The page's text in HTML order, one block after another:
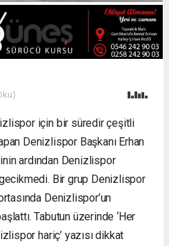
için bir süredir çeşitli
Denizlispor Başkanı Erhan
ardından Denizlispor
Bir grup Denizlispor
Denizlispor’un
Tabutun üzerinde ‘Her
hariç’ yazısı dikkat